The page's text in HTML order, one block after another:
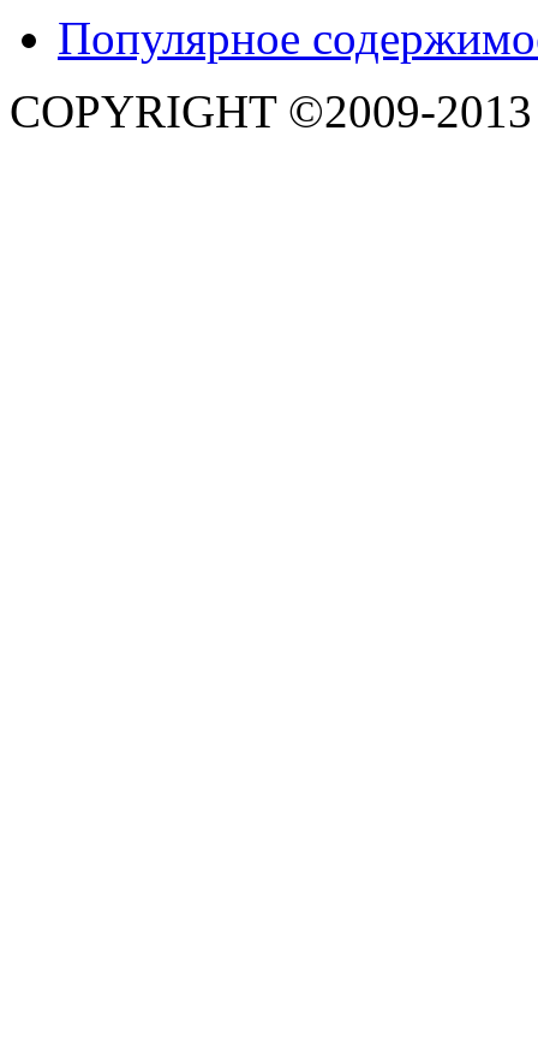
Популярное
COPYRIGHT ©2009-